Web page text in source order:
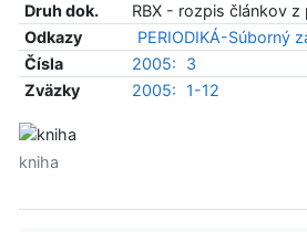
Druh dok.
RBX - rozpis článkov z
Odkazy
PERIODIKÁ-Súborný
Čísla
2005:
3
Zväzky
2005: 1-12
kniha